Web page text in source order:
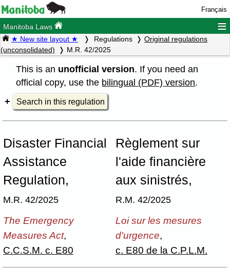
Français
Manitoba Laws ≡
★ New site layout ★ Regulations
Original regulations
(unconsolidated)
M.R. 42/2025
This is an unofficial version. If you need an
official copy, use the bilingual (PDF) version.
Search in this regulation
Disaster Financial
Assistance
Regulation,
M.R. 42/2025
Règlement sur
l'aide financière
aux sinistrés,
R.M. 42/2025
The Emergency
Measures Act,
C.C.S.M. c. E80
Loi sur les mesures
d'urgence,
c. E80 de la C.P.L.M.